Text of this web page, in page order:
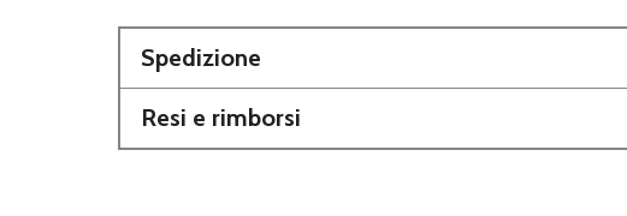
Spedizione
Resi e rimborsi